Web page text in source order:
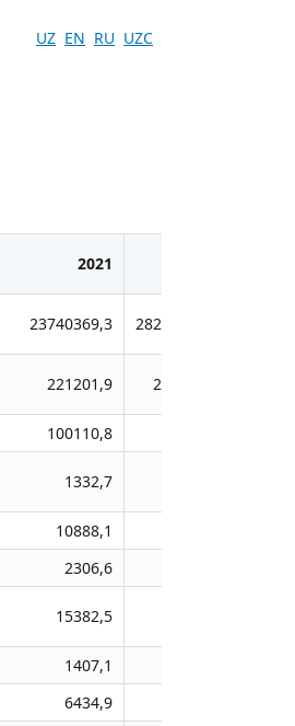
UZ EN RU UZC
2021
23740369,3 28220307,5
221201,9 225958,3
100110,8
1332,7
10888,1
2306,6
15382,5
1407,1
6434,9